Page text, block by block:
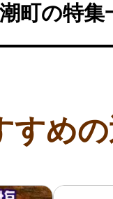
町の特集
すめ